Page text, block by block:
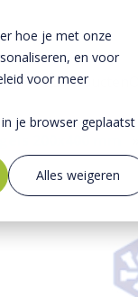
hoe je met onze
en voor
voor meer
je browser geplaatst
Alles weigeren
Producten